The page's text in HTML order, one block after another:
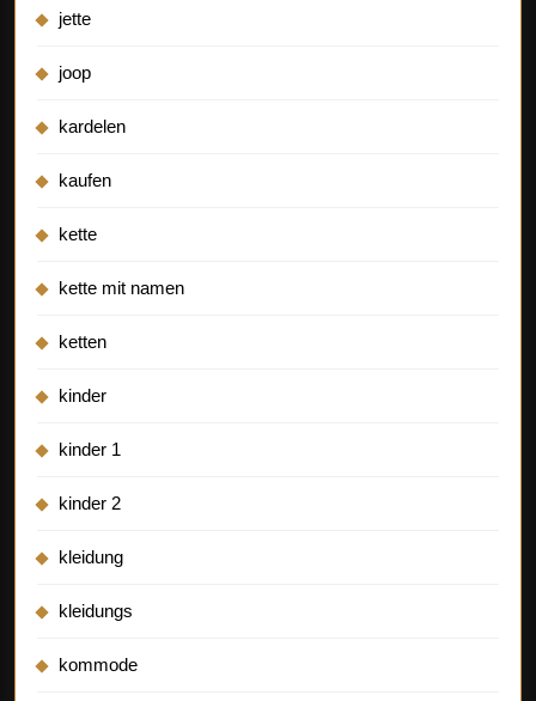
jette
joop
kardelen
kaufen
kette
kette mit namen
ketten
kinder
kinder 1
kinder 2
kleidung
kleidungs
kommode